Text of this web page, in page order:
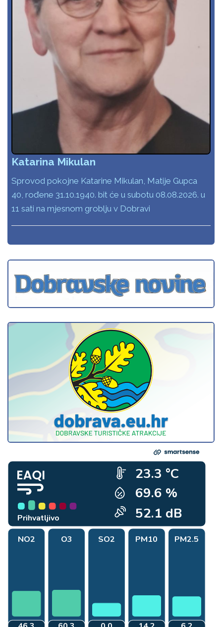
Katarina Mikulan
Sprovod pokojne Katarine Mikulan, Matije Gupca
40, rođene 31.10.1940. bit će u subotu 08.08.2026. u
11 sati na mjesnom groblju v Dobravi